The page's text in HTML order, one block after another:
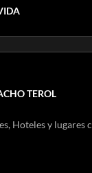
TEROL
Hoteles y lugares